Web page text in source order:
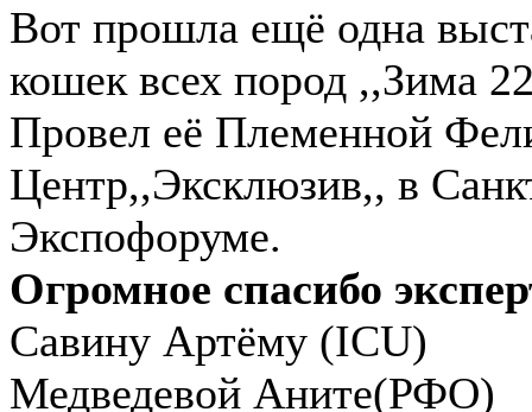
Вот прошла ещё одна
кошек всех пород ,,Зима
Провел её Племенной
Центр,,Эксклюзив,, в
Экспофоруме.
Огромное спасибо
Савину Артёму (ICU)
Медведевой Аните(РФО)